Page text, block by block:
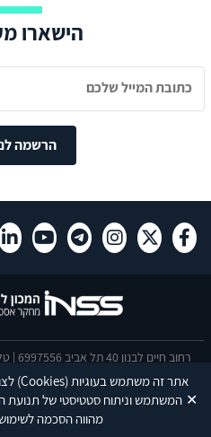
אתר זה משתמש בעוגיות(Cookies)
המשתמש וניתוח סטטיסטי של
מהווה הסכמה לשימוש
✕
הישארו
הרשמה
רחוב חיים לבנון 40 תל אביב 6997556 | טל 03-640-0400 | פקס 03-774-7590 |
פותח על ידידעת
הצהרת